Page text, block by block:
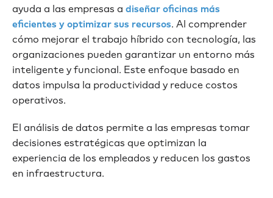
ayuda a las empresas a diseñar oficinas más
eficientes y optimizar sus recursos. Al comprender
cómo mejorar el trabajo híbrido con tecnología, las
organizaciones pueden garantizar un entorno más
inteligente y funcional. Este enfoque basado en
datos impulsa la productividad y reduce costos
operativos.
El análisis de datos permite a las empresas tomar
decisiones estratégicas que optimizan la
experiencia de los empleados y reducen los gastos
en infraestructura.